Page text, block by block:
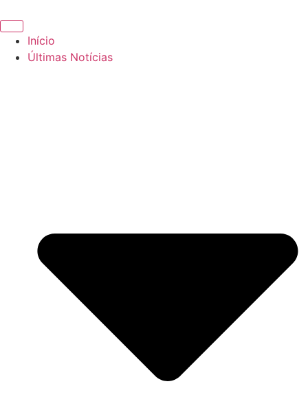
Início
Últimas Notícias